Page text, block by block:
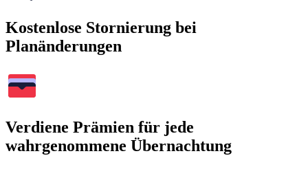
Kostenlose Stornierung bei
Planänderungen
Verdiene Prämien für jede
wahrgenommene Übernachtung